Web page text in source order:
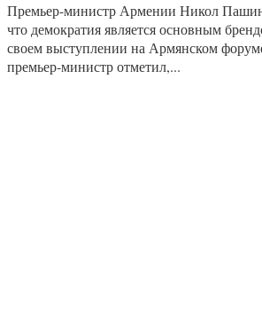
Премьер-министр Армении Никол
что демократия является основным
своем выступлении на Армянском
премьер-министр отметил,...